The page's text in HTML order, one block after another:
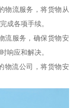
物流服务，将货物从
成各项手续。
流服务，确保货物安
响应和解决。
物流公司，将货物安